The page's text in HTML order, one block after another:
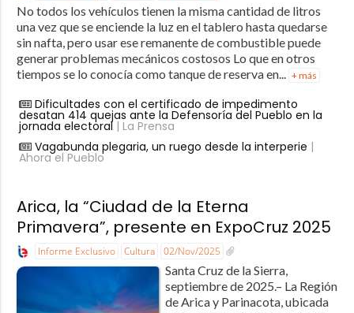
No todos los vehículos tienen la misma cantidad de litros
una vez que se enciende la luz en el tablero hasta quedarse
sin nafta, pero usar ese remanente de combustible puede
generar problemas mecánicos costosos Lo que en otros
tiempos se lo conocía como tanque de reserva en... + más
Dificultades con el certificado de impedimento
desatan 414 quejas ante la Defensoría del Pueblo en la
jornada electoral| La Prensa
Vagabunda plegaria, un ruego desde la interperie |
Ahora el Pueblo
Arica, la “Ciudad de la Eterna
Primavera”, presente en ExpoCruz 2025
Informe Exclusivo Cultura 02/Nov/2025
Santa Cruz de la Sierra,
septiembre de 2025.– La Región
de Arica y Parinacota, ubicada